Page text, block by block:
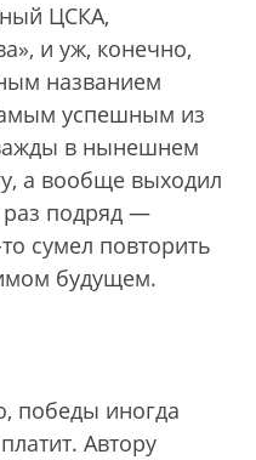
ЦСКА,
и уж, конечно,
названием
успешным из
в нынешнем
а вообще выходил
раз подряд —
сумел повторить
будущем.
победы иногда
Автору